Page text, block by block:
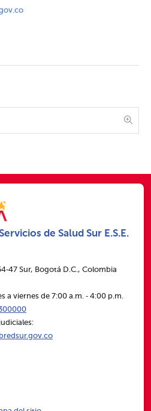
de Salud Sur E.S.E.
Sur, Bogotá D.C., Colombia
a viernes de 7:00 a.m. ‑ 4:00 p.m.